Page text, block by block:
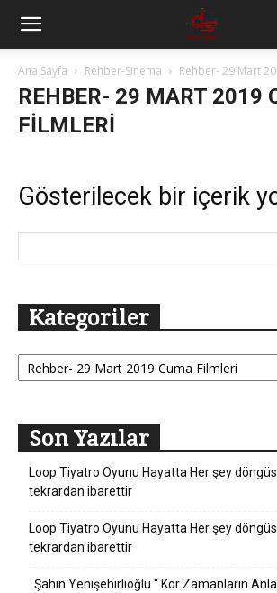
Ana Sayfa Rehber-Sinema Rehber- 29 Mart
REHBER- 29 MART 2019
FILMLERI
Gösterilecek bir içerik
Kategoriler
Kategoriler
Son Yazılar
Loop Tiyatro Oyunu Hayatta Her şey
tekrardan ibarettir
Loop Tiyatro Oyunu Hayatta Her şey
tekrardan ibarettir
Şahin Yenişehirlioğlu “ Kor Zamanların